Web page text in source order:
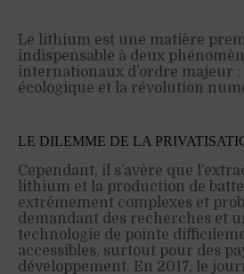
Le lithium est une matière
indispensable à deux
internationaux d’ordre majeur
écologique et la révolution
LE DILEMME DE LA
Cependant, il s’avère que
lithium et la production de
extrêmement complexes et
demandant des recherches et
technologie de pointe
accessibles, surtout pour des
développement. En 2017, le